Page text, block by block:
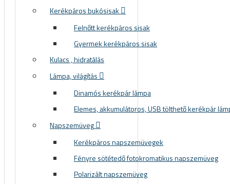
Kerékpáros bukósisak
Felnőtt kerékpáros sisak
Gyermek kerékpáros sisak
Kulacs , hidratálás
Lámpa, világítás
Dinamós kerékpár lámpa
Elemes, akkumulátoros, USB tölthető kerékpár
Napszemüveg
Kerékpáros napszemüvegek
Fényre sötétedő fotokromatikus napszemüveg
Polarizált napszemüveg